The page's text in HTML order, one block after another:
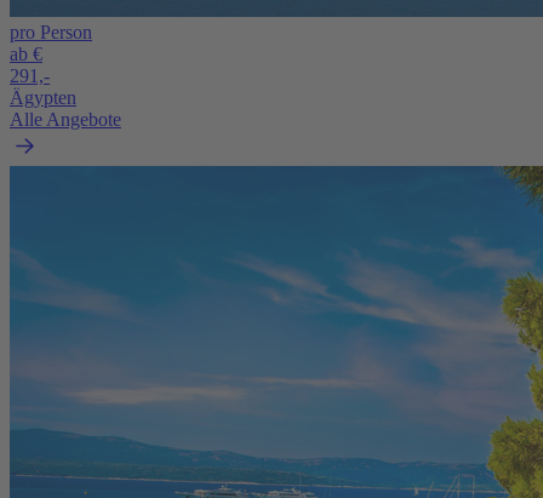
pro Person
ab €
291,-
Ägypten
Alle Angebote